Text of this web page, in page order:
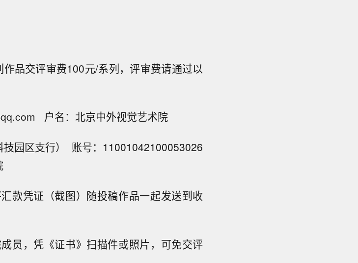
品交评审费100元/系列，评审费请通过以
户名：北京中外视觉艺术院
园区支行） 账号：11001042100053026
款凭证（截图）随投稿作品一起发送到收
员，凭《证书》扫描件或照片，可免交评